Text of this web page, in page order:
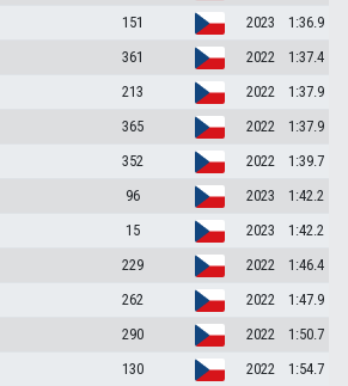
151 2023
1:36.9
361 2022
1:37.4
213 2022
1:37.9
365 2022
1:37.9
352 2022
1:39.7
96 2023
1:42.2
15 2023
1:42.2
229 2022
1:46.4
262 2022
1:47.9
290 2022
1:50.7
130 2022
1:54.7